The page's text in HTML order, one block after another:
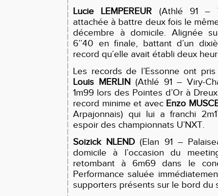
Lucie LEMPEREUR (Athlé 91 –
attachée à battre deux fois le
décembre à domicile. Alignée
6’’40 en finale, battant d’un
record qu’elle avait établi deux
Les records de l’Essonne ont
Louis MERLIN(Athlé 91 – Viry-
1m99 lors des Pointes d’Or à
record minime et avec Enzo
Arpajonnais) qui lui a franchi
espoir des championnats U’NXT.
Soizick NLEND (Elan 91 –
domicile à l’occasion du
retombant à 6m69 dans le
Performance saluée
supporters présents sur le bord du